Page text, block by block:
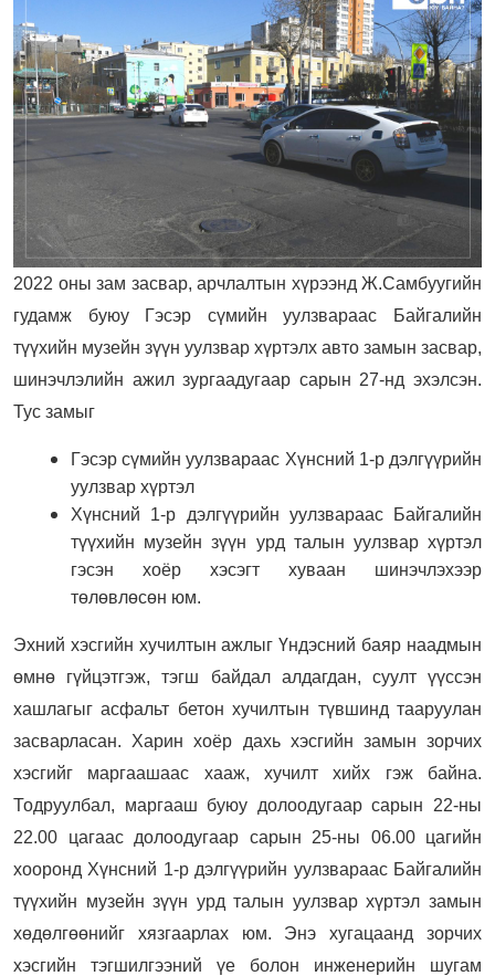
2022 оны зам засвар, арчлалтын хүрээнд Ж.Самбуугийн
гудамж буюу Гэсэр сүмийн уулзвараас Байгалийн
түүхийн музейн зүүн уулзвар хүртэлх авто замын засвар,
шинэчлэлийн ажил зургаадугаар сарын 27-нд эхэлсэн.
Тус замыг
Гэсэр сүмийн уулзвараас Хүнсний 1-р дэлгүүрийн
уулзвар хүртэл
Хүнсний 1-р дэлгүүрийн уулзвараас Байгалийн
түүхийн музейн зүүн урд талын уулзвар хүртэл
гэсэн хоёр хэсэгт хуваан шинэчлэхээр
төлөвлөсөн юм.
Эхний хэсгийн хучилтын ажлыг Үндэсний баяр наадмын
өмнө гүйцэтгэж, тэгш байдал алдагдан, суулт үүссэн
хашлагыг асфальт бетон хучилтын түвшинд тааруулан
засварласан. Харин хоёр дахь хэсгийн замын зорчих
хэсгийг маргаашаас хааж, хучилт хийх гэж байна.
Тодруулбал, маргааш буюу долоодугаар сарын 22-ны
22.00 цагаас долоодугаар сарын 25-ны 06.00 цагийн
хооронд Хүнсний 1-р дэлгүүрийн уулзвараас Байгалийн
түүхийн музейн зүүн урд талын уулзвар хүртэл замын
хөдөлгөөнийг хязгаарлах юм. Энэ хугацаанд зорчих
хэсгийн тэгшилгээний үе болон инженерийн шугам